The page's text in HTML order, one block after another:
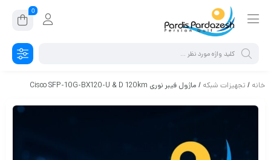
0
خانه / تجهیزات شبکه / ماژول فیبر نوری Cisco SFP-10G-BX120-U & D 120km